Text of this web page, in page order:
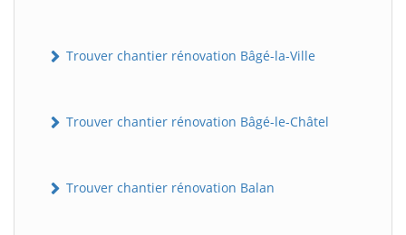
Trouver chantier rénovation Bâgé-la-Ville
Trouver chantier rénovation Bâgé-le-Châtel
Trouver chantier rénovation Balan